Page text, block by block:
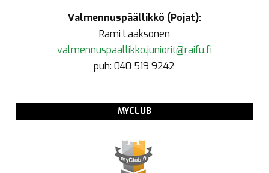
Valmennuspäällikkö (Pojat):
Rami Laaksonen
valmennuspaallikko.juniorit@raifu.fi
puh: 040 519 9242
MYCLUB